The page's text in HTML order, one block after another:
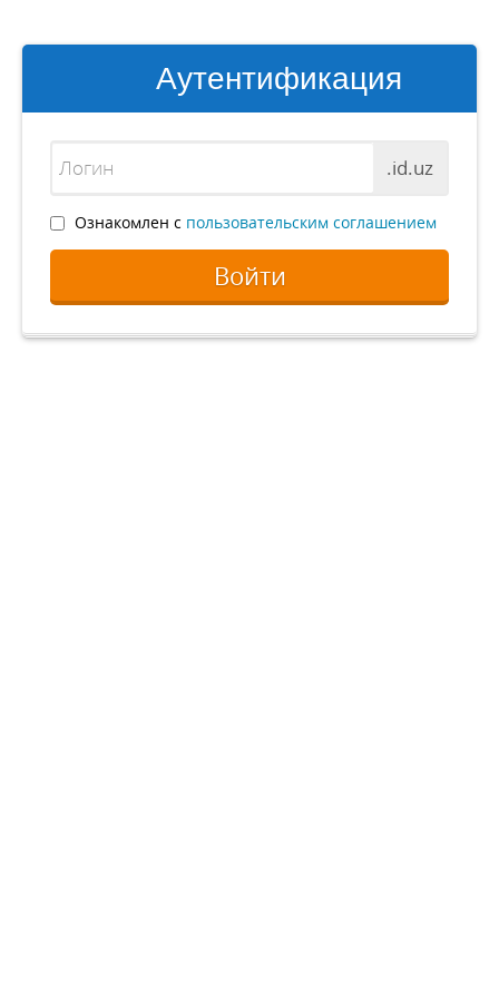
Аутентификация
.id.uz
Ознакомлен с пользовательским соглашением
Войти